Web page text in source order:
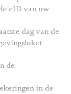
eID van uw
dag van de
de
in de